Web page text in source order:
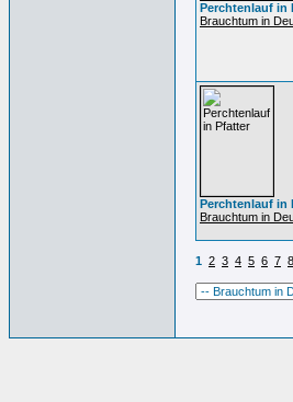
Perchtenlauf in
Brauchtum in
Perchtenlauf in
Brauchtum in
1 2 3 4 5 6 7 8